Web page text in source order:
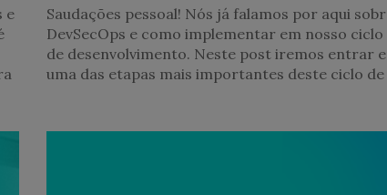
e
Saudações pessoal! Nós já falamos por aqui
DevSecOps e como implementar em nosso ciclo
de desenvolvimento. Neste post iremos entrar
uma das etapas mais importantes deste ciclo de